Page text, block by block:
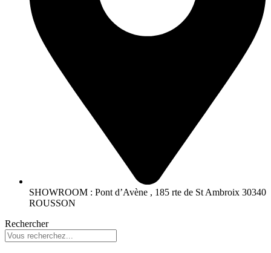
SHOWROOM : Pont d’Avène , 185 rte de St Ambroix 30340
ROUSSON
Rechercher